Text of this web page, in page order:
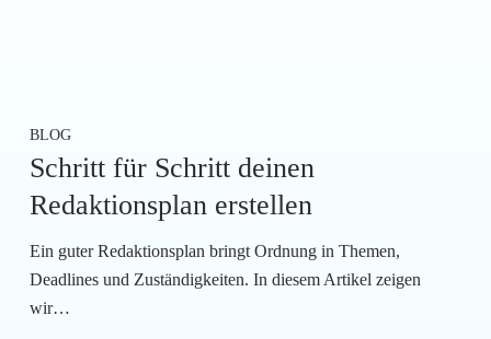
BLOG
Schritt für Schritt deinen
Redaktionsplan erstellen
Ein guter Redaktionsplan bringt Ordnung in Themen,
Deadlines und Zuständigkeiten. In diesem Artikel zeigen
wir…